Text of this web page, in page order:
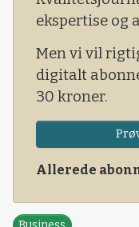
ekspertise og
Men vi vil
digitalt
30 kroner.
Allerede